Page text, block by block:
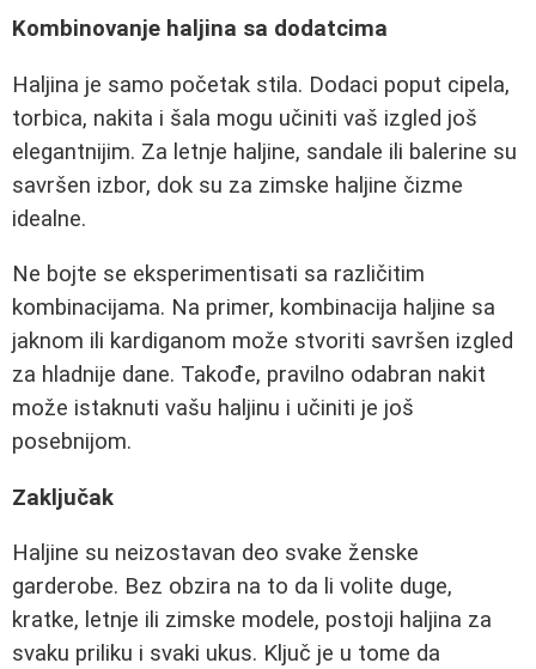
Kombinovanje haljina sa dodatcima
Haljina je samo početak stila. Dodaci poput cipela,
torbica, nakita i šala mogu učiniti vaš izgled još
elegantnijim. Za letnje haljine, sandale ili balerine su
savršen izbor, dok su za zimske haljine čizme
idealne.
Ne bojte se eksperimentisati sa različitim
kombinacijama. Na primer, kombinacija haljine sa
jaknom ili kardiganom može stvoriti savršen izgled
za hladnije dane. Takođe, pravilno odabran nakit
može istaknuti vašu haljinu i učiniti je još
posebnijom.
Zaključak
Haljine su neizostavan deo svake ženske
garderobe. Bez obzira na to da li volite duge,
kratke, letnje ili zimske modele, postoji haljina za
svaku priliku i svaki ukus. Ključ je u tome da